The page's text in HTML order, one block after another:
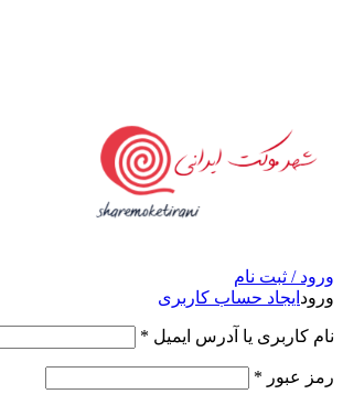
ورود / ثبت نام
ورود ایجاد حساب کاربری
نام کاربری یا آدرس ایمیل *
رمز عبور *